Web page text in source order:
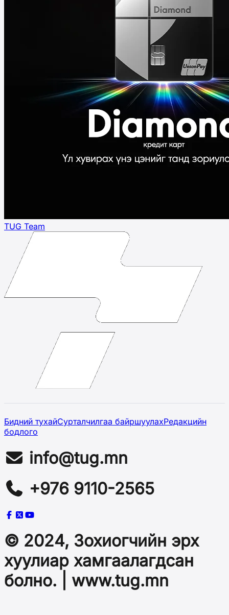
TUG Team
Бидний тухайСурталчилгаа байршуулахРедакцийн
бодлого
info@tug.mn
+976 9110-2565
© 2024, Зохиогчийн эрх
хуулиар хамгаалагдсан
болно. | www.tug.mn